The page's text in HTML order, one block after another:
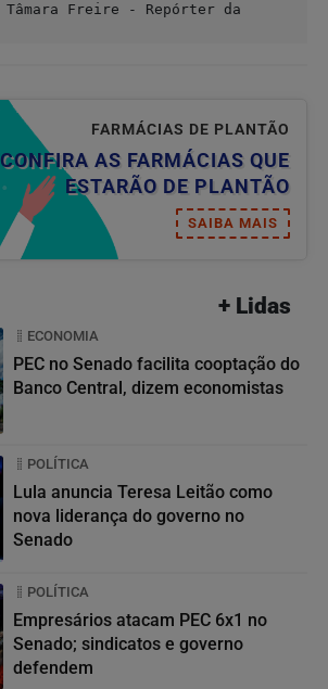
Tâmara Freire - Repórter da
FARMÁCIAS DE PLANTÃO
CONFIRA AS FARMÁCIAS QUE
ESTARÃO DE PLANTÃO
SAIBA MAIS
+ Lidas
ECONOMIA
PEC no Senado facilita cooptação do
Banco Central, dizem economistas
POLÍTICA
Lula anuncia Teresa Leitão como
nova liderança do governo no
Senado
POLÍTICA
Empresários atacam PEC 6x1 no
Senado; sindicatos e governo
defendem